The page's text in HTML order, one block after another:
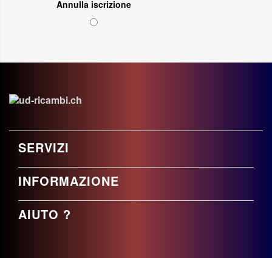
Annulla iscrizione
SERVIZI
INFORMAZIONE
AIUTO ?